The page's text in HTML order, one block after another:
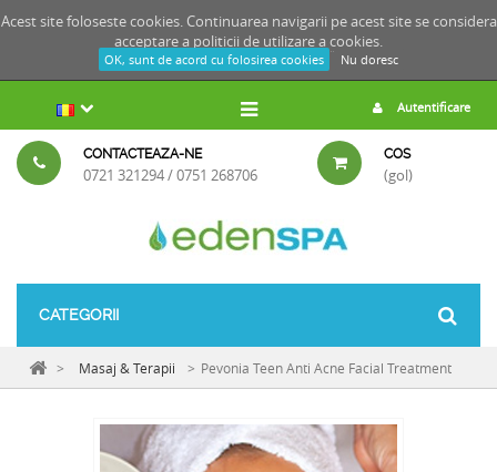
Acest site foloseste cookies. Continuarea navigarii pe acest site se considera
acceptare a politicii de utilizare a cookies.
OK, sunt de acord cu folosirea cookies Nu doresc
Autentificare
CONTACTEAZA-NE
0721 321294 / 0751 268706
COS
(gol)
CATEGORII
> Masaj & Terapii > Pevonia Teen Anti Acne Facial Treatment